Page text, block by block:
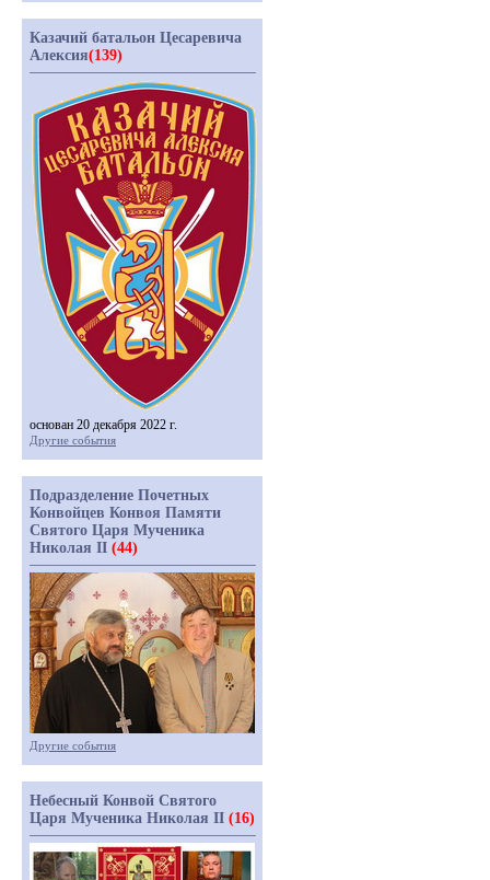
Казачий батальон Цесаревича
Алексия(139)
основан 20 декабря 2022 г.
Другие события
Подразделение Почетных
Конвойцев Конвоя Памяти
Святого Царя Мученика
Николая II (44)
Другие события
Небесный Конвой Святого
Царя Мученика Николая II (16)